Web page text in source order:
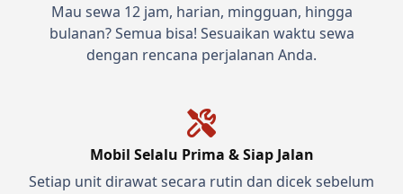
Mau sewa 12 jam, harian, mingguan, hingga
bulanan? Semua bisa! Sesuaikan waktu sewa
dengan rencana perjalanan Anda.
Mobil Selalu Prima & Siap Jalan
Setiap unit dirawat secara rutin dan dicek sebelum